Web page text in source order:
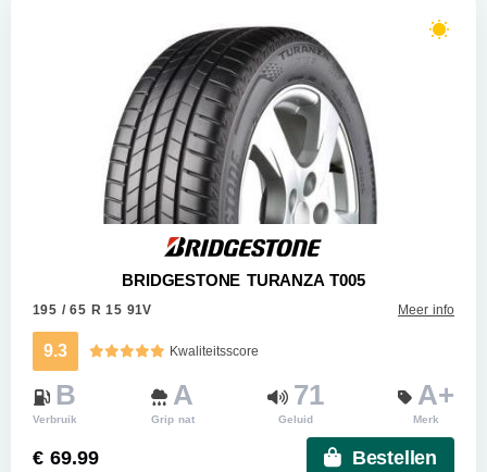
BRIDGESTONE TURANZA T005
195 / 65 R 15 91V Meer info
9.3 Kwaliteitsscore
B
Verbruik
A
Grip nat
71
Geluid
A+
Merk
€ 69.99 Bestellen